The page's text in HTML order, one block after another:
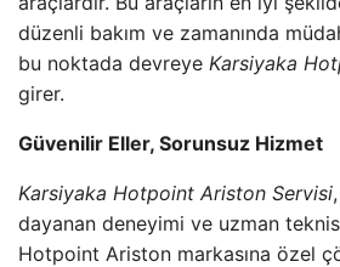
düzenli bakım ve zamanında
bu noktada devreye Karsiyaka
girer.
Güvenilir Eller, Sorunsuz Hizmet
Karsiyaka Hotpoint Ariston Servisi
dayanan deneyimi ve uzman
Hotpoint Ariston markasına özel